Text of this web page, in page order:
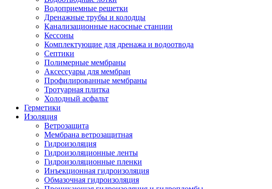
Водоприемные решетки
Дренажные трубы и колодцы
Канализационные насосные станции
Кессоны
Комплектующие для дренажа и водоотвода
Септики
Полимерные мембраны
Аксессуары для мембран
Профилированные мембраны
Тротуарная плитка
Холодный асфальт
Герметики
Изоляция
Ветрозащита
Мембрана ветрозащитная
Гидроизоляция
Гидроизоляционные ленты
Гидроизоляционные пленки
Инъекционная гидроизоляция
Обмазочная гидроизоляция